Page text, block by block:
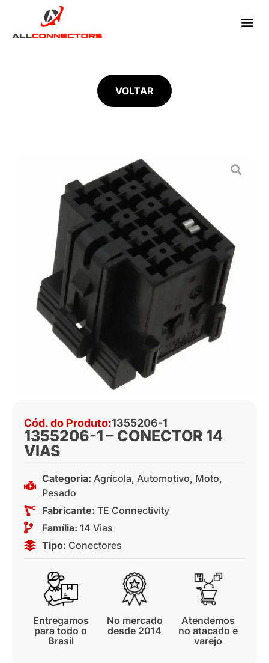
VOLTAR
Cód. do Produto:1355206-1
1355206-1 – CONECTOR 14
VIAS
Categoria: Agrícola, Automotivo, Moto,
Pesado
Fabricante: TE Connectivity
Família: 14 Vias
Tipo: Conectores
Entregamos
para todo o
Brasil
No mercado
desde 2014
Atendemos
no atacado e
varejo